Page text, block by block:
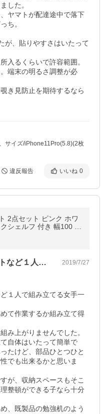
した。
ヤマトが配達途中で落下
ち。
が、貼りやすさはいたって
入るくらいで許容範囲。
端末の明るさ調整が必
き見防止を期待するなら
サイズ/iPhone11Pro(5.8)(2枚
違反報告 いいね 0
2点セット ピンク ホワ
シェルフ 付き 幅100 収
子ども 学習机 キャスタ
ダブルベッドや４段チェストなど１人で組… 2019/7/27
１人で組み立てる女手一
て作業するか組み立て得
み上がりませんでした。
自体はいたって簡単で
たけど、部品ひとつひと
でも出来るかと思いま
が、収納スペースもそこ
整頓ができる子なら十分
、既製品の勉強机のよう